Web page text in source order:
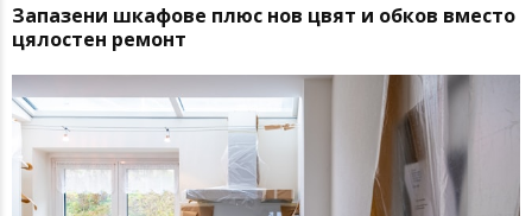
Запазени шкафове плюс нов цвят и обков вместо
цялостен ремонт